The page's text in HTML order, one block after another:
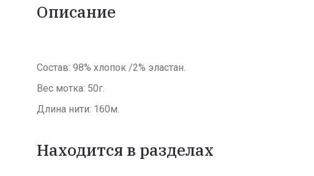
Описание
Состав: 98% хлопок /2% эластан.
Вес мотка: 50г.
Длина нити: 160м.
Находится в разделах